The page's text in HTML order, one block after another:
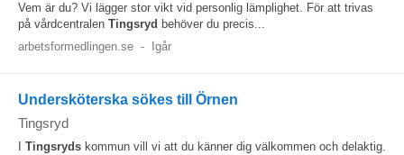
Vem är du? Vi lägger stor vikt vid personlig lämplighet. För att trivas
på vårdcentralen Tingsryd behöver du precis...
arbetsformedlingen.se - Igår
Undersköterska sökes till Örnen
Tingsryd
Tingsryds kommun vill vi att du känner dig välkommen och delaktig.